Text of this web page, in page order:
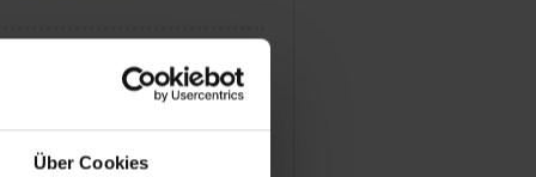
Über Cookies
man sich für einen